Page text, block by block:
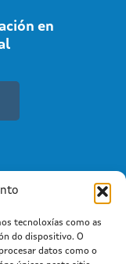
tecnoloxías como as
do dispositivo. O
datos como o
en